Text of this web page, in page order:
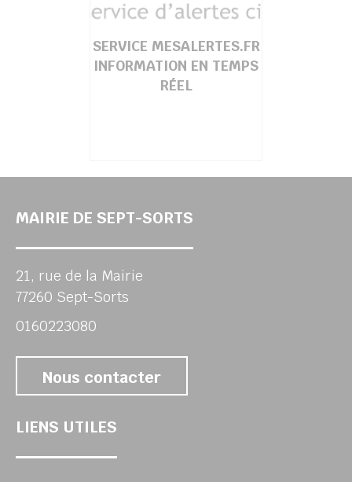
SERVICE MESALERTES.FR
INFORMATION EN TEMPS
RÉEL
MAIRIE DE SEPT-SORTS
21, rue de la Mairie
77260 Sept-Sorts
0160223080
Nous contacter
LIENS UTILES